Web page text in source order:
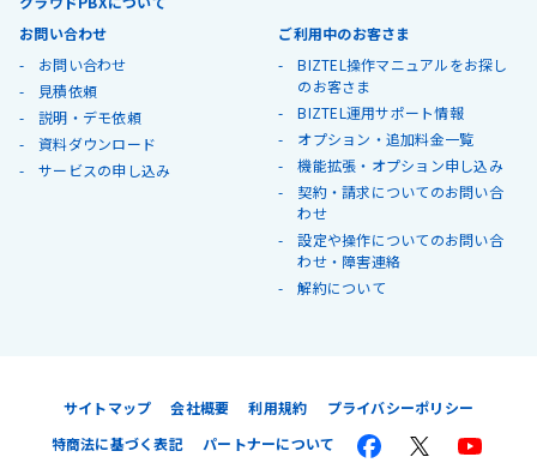
お問い合わせ
お問い合わせ
見積依頼
説明・デモ依頼
資料ダウンロード
サービスの申し込み
ご利用中のお客さま
BIZTEL操作マニュアルをお探し
のお客さま
BIZTEL運用サポート情報
オプション・追加料金一覧
機能拡張・オプション申し込み
契約・請求についてのお問い合
わせ
設定や操作についてのお問い合
わせ・障害連絡
解約について
サイトマップ 会社概要 利用規約
プライバシーポリシー
特商法に基づく表記
パートナーについて